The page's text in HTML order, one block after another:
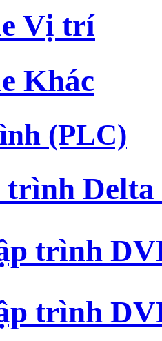
Vị trí
Khác
(PLC)
trình
trình
trình